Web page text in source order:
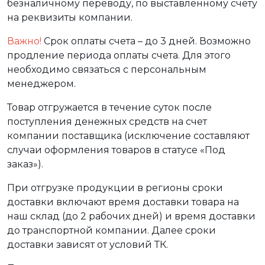
безналичному переводу, по выставленному счету
на реквизиты компании.
Важно! Срок оплаты счета – до 3 дней. Возможно
продление периода оплаты счета. Для этого
необходимо связаться с персональным
менеджером.
Товар отгружается в течение суток после
поступления денежных средств на счет
компании поставщика (исключение составляют
случаи оформления товаров в статусе «Под
заказ»).
При отгрузке продукции в регионы сроки
доставки включают время доставки товара на
наш склад (до 2 рабочих дней) и время доставки
до транспортной компании. Далее сроки
доставки зависят от условий ТК.